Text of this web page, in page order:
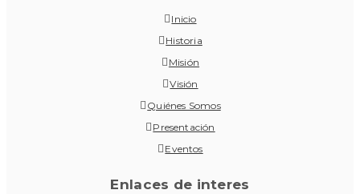
Inicio
Historia
Misión
Visión
Quiénes Somos
Presentación
Eventos
Enlaces de interes